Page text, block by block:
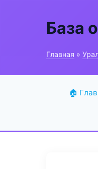
База
Главная »
🏠